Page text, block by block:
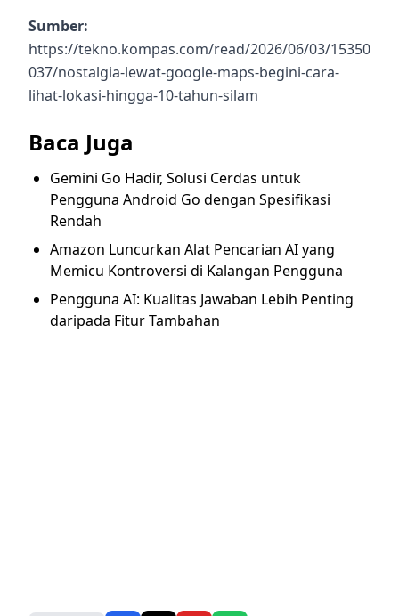
Sumber:
https://tekno.kompas.com/read/2026/06/03/15350
037/nostalgia-lewat-google-maps-begini-cara-
lihat-lokasi-hingga-10-tahun-silam
Baca Juga
Gemini Go Hadir, Solusi Cerdas untuk
Pengguna Android Go dengan Spesifikasi
Rendah
Amazon Luncurkan Alat Pencarian AI yang
Memicu Kontroversi di Kalangan Pengguna
Pengguna AI: Kualitas Jawaban Lebih Penting
daripada Fitur Tambahan